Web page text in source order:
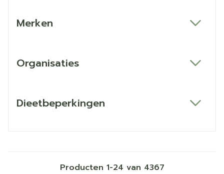
Merken
Organisaties
Dieetbeperkingen
Producten 1-24 van 4367